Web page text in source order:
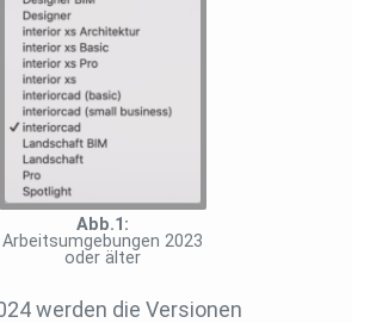
Arbeitsumgebungen 2023
oder älter
werden die Versionen